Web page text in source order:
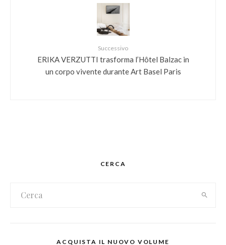
Successivo
ERIKA VERZUTTI trasforma l’Hôtel Balzac in
un corpo vivente durante Art Basel Paris
CERCA
ACQUISTA IL NUOVO VOLUME